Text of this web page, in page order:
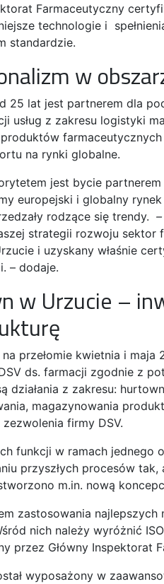
Farmaceutyczny
technologie i
standardzie.
w
25 lat jest partnerem dla
usług z zakresu logistyki
na rynki globalne.
jest bycie
europejski i globalny
rodzące się trendy. –
strategii rozwoju
i uzyskany właśnie
– dodaje.
w Urzucie –
przełomie kwietnia i
ds. farmacji zgodnie z
działania z zakresu:
magazynowania
firmy DSV.
funkcji w ramach jednego
przyszłych procesów
m.in. nową
zastosowania
nich należy wyróżnić
przez Główny Inspektorat
wyposażony w